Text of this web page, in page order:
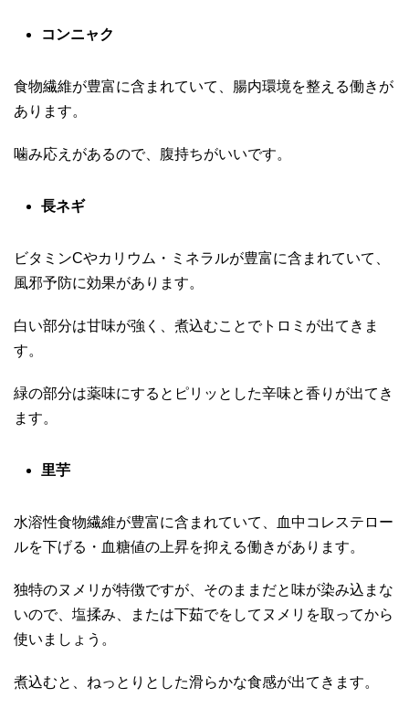
コンニャク
食物繊維が豊富に含まれていて、腸内環境を整える働きが
あります。
噛み応えがあるので、腹持ちがいいです。
長ネギ
ビタミンCやカリウム・ミネラルが豊富に含まれていて、
風邪予防に効果があります。
白い部分は甘味が強く、煮込むことでトロミが出てきま
す。
緑の部分は薬味にするとピリッとした辛味と香りが出てき
ます。
里芋
水溶性食物繊維が豊富に含まれていて、血中コレステロー
ルを下げる・血糖値の上昇を抑える働きがあります。
独特のヌメリが特徴ですが、そのままだと味が染み込まな
いので、塩揉み、または下茹でをしてヌメリを取ってから
使いましょう。
煮込むと、ねっとりとした滑らかな食感が出てきます。